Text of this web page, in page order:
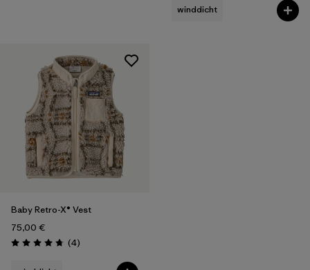
winddicht
Baby Retro-X® Vest
75,00 €
Bewertung: 4.8 / 5
(4Rezensionen
)